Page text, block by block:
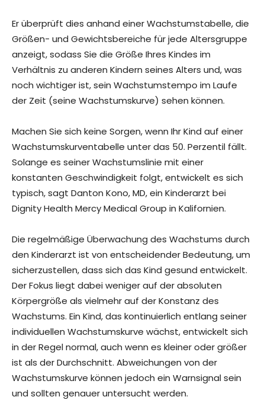
Er überprüft dies anhand einer Wachstumstabelle, die
Größen- und Gewichtsbereiche für jede Altersgruppe
anzeigt, sodass Sie die Größe Ihres Kindes im
Verhältnis zu anderen Kindern seines Alters und, was
noch wichtiger ist, sein Wachstumstempo im Laufe
der Zeit (seine Wachstumskurve) sehen können.
Machen Sie sich keine Sorgen, wenn Ihr Kind auf einer
Wachstumskurventabelle unter das 50. Perzentil fällt.
Solange es seiner Wachstumslinie mit einer
konstanten Geschwindigkeit folgt, entwickelt es sich
typisch, sagt Danton Kono, MD, ein Kinderarzt bei
Dignity Health Mercy Medical Group in Kalifornien.
Die regelmäßige Überwachung des Wachstums durch
den Kinderarzt ist von entscheidender Bedeutung, um
sicherzustellen, dass sich das Kind gesund entwickelt.
Der Fokus liegt dabei weniger auf der absoluten
Körpergröße als vielmehr auf der Konstanz des
Wachstums. Ein Kind, das kontinuierlich entlang seiner
individuellen Wachstumskurve wächst, entwickelt sich
in der Regel normal, auch wenn es kleiner oder größer
ist als der Durchschnitt. Abweichungen von der
Wachstumskurve können jedoch ein Warnsignal sein
und sollten genauer untersucht werden.